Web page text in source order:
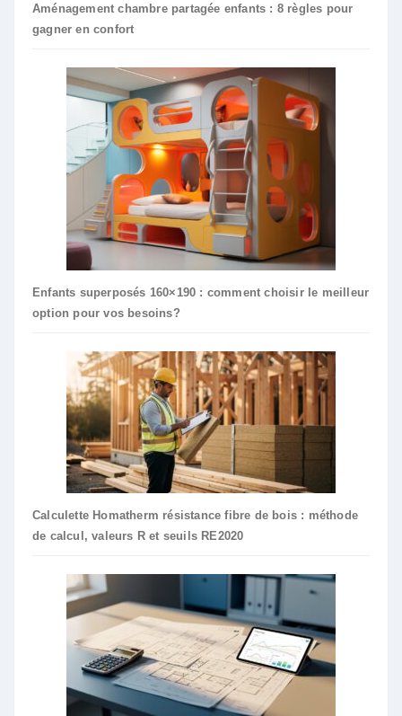
Aménagement chambre partagée enfants : 8 règles pour
gagner en confort
Enfants superposés 160×190 : comment choisir le meilleur
option pour vos besoins?
Calculette Homatherm résistance fibre de bois : méthode
de calcul, valeurs R et seuils RE2020